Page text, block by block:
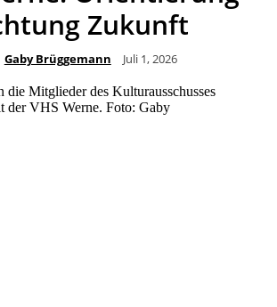
Zukunft
Gaby Brüggemann Juli 1, 2026